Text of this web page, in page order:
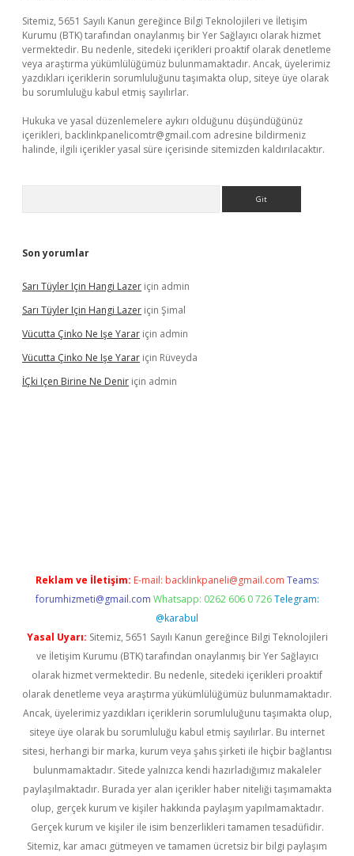
Sitemiz, 5651 Sayılı Kanun gereğince Bilgi Teknolojileri ve İletişim
Kurumu (BTK) tarafından onaylanmış bir Yer Sağlayıcı olarak hizmet
vermektedir. Bu nedenle, sitedeki içerikleri proaktif olarak denetleme
veya araştırma yükümlülüğümüz bulunmamaktadır. Ancak, üyelerimiz
yazdıkları içeriklerin sorumluluğunu taşımakta olup, siteye üye olarak
bu sorumluluğu kabul etmiş sayılırlar.
Hukuka ve yasal düzenlemelere aykırı olduğunu düşündüğünüz
içerikleri, backlinkpanelicomtr@gmail.com adresine bildirmeniz
halinde, ilgili içerikler yasal süre içerisinde sitemizden kaldırılacaktır.
Son yorumlar
Sarı Tüyler Için Hangi Lazer için admin
Sarı Tüyler Için Hangi Lazer için Şimal
Vücutta Çinko Ne Işe Yarar için admin
Vücutta Çinko Ne Işe Yarar için Rüveyda
İÇki Içen Birine Ne Denir için admin
Reklam ve İletişim: E-mail: backlinkpaneli@gmail.com Teams:
forumhizmeti@gmail.com Whatsapp: 0262 606 0 726 Telegram:
@karabul
Yasal Uyarı: Sitemiz, 5651 Sayılı Kanun gereğince Bilgi Teknolojileri
ve İletişim Kurumu (BTK) tarafından onaylanmış bir Yer Sağlayıcı
olarak hizmet vermektedir. Bu nedenle, sitedeki içerikleri proaktif
olarak denetleme veya araştırma yükümlülüğümüz bulunmamaktadır.
Ancak, üyelerimiz yazdıkları içeriklerin sorumluluğunu taşımakta olup,
siteye üye olarak bu sorumluluğu kabul etmiş sayılırlar. Bu internet
sitesi, herhangi bir marka, kurum veya şahıs şirketi ile hiçbir bağlantısı
bulunmamaktadır. Sitede yalnızca kendi hazırladığımız makaleler
paylaşılmaktadır. Burada yer alan içerikler haber niteliği taşımamakta
olup, gerçek kurum ve kişiler hakkında paylaşım yapılmamaktadır.
Gerçek kurum ve kişiler ile isim benzerlikleri tamamen tesadüfidir.
Sitemiz, kar amacı gütmeyen ve tamamen ücretsiz bir bilgi paylaşım